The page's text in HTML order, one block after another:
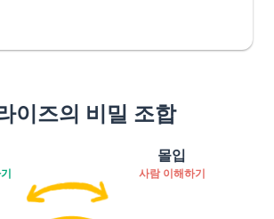
이즈의 비밀 조합
몰입
사람 이해하기